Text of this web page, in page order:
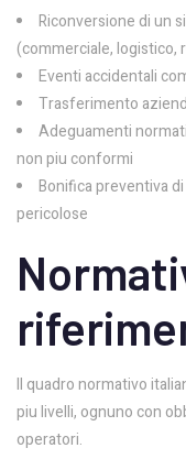
Riconversione di un
(commerciale, logistico,
Eventi accidentali
Trasferimento
Adeguamenti
non piu conformi
Bonifica preventiva
pericolose
Il quadro normativo
piu livelli, ognuno con
operatori.